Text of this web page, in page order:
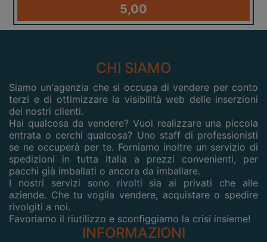
5,00
CHI SIAMO
Siamo un'agenzia che si occupa di vendere per conto
terzi e di ottimizzare la visibilità web delle inserzioni
dei nostri clienti.
Hai qualcosa da vendere? Vuoi realizzare una piccola
entrata o cerchi qualcosa? Uno staff di professionisti
se ne occuperà per te. Forniamo inoltre un servizio di
spedizioni in tutta Italia a prezzi convenienti, per
pacchi già imballati o ancora da imballare.
I nostri servizi sono rivolti sia ai privati che alle
aziende. Che tu voglia vendere, acquistare o spedire
rivolgiti a noi.
Favoriamo il riutilizzo e sconfiggiamo la crisi insieme!
INFORMAZIONI